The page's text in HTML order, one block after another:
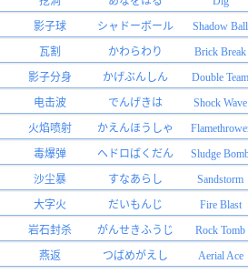
影子球 シャドーボール
Shadow Ball
瓦割 かわらわり
Brick Break
影子分身 かげぶんしん
Double Team
电击波 でんげきは
Shock Wave
火焰喷射 かえんほうしゃ
毒爆弹 ヘドロばくだん
Sludge
沙尘暴 すなあらし
Sandstorm
大字火 だいもんじ
Fire Blast
岩石封杀 がんせきふうじ
Rock Tomb
燕返 つばめがえし
Aerial Ace